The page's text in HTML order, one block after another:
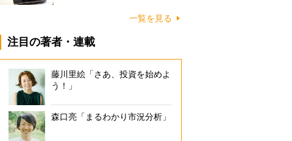
一覧を見る
注目の著者・連載
藤川里絵「さあ、投資を始めよ
う！」
森口亮「まるわかり市況分析」